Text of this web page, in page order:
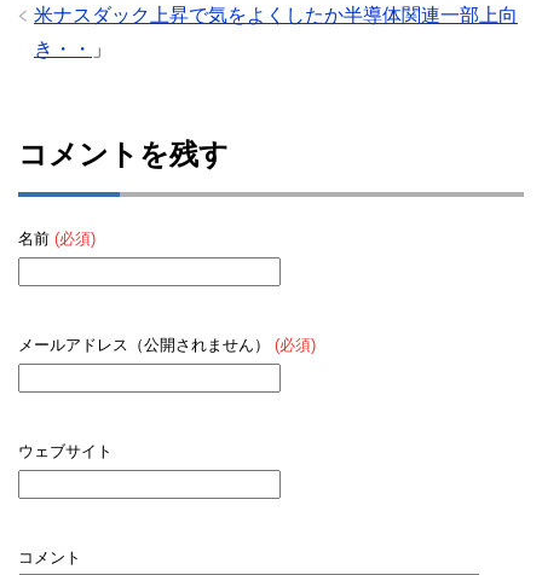
米ナスダック上昇で気をよくしたか半導体関連一部上向
き・・
」
コメントを残す
名前 (必須)
メールアドレス（公開されません） (必須)
ウェブサイト
コメント